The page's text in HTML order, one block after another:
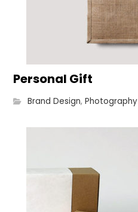
Personal Gift
Brand Design,Photography